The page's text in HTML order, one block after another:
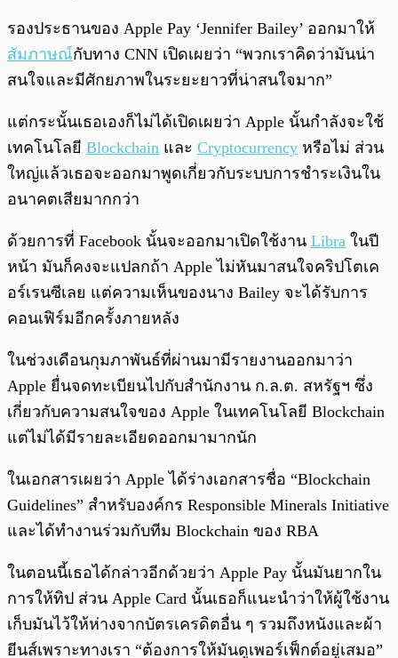
รองประธานของ Apple Pay ‘Jennifer Bailey’ ออกมาให้
สัมภาษณ์กับทาง CNN เปิดเผยว่า “พวกเราคิดว่ามันน่า
สนใจและมีศักยภาพในระยะยาวที่น่าสนใจมาก”
แต่กระนั้นเธอเองก็ไม่ได้เปิดเผยว่า Apple นั้นกำลังจะใช้
เทคโนโลยี Blockchain และ Cryptocurrency หรือไม่ ส่วน
ใหญ่แล้วเธอจะออกมาพูดเกี่ยวกับระบบการชำระเงินใน
อนาคตเสียมากกว่า
ด้วยการที่ Facebook นั้นจะออกมาเปิดใช้งาน Libra ในปี
หน้า มันก็คงจะแปลกถ้า Apple ไม่หันมาสนใจคริปโตเค
อร์เรนซีเลย แต่ความเห็นของนาง Bailey จะได้รับการ
คอนเฟิร์มอีกครั้งภายหลัง
ในช่วงเดือนกุมภาพันธ์ที่ผ่านมามีรายงานออกมาว่า
Apple ยื่นจดทะเบียนไปกับสำนักงาน ก.ล.ต. สหรัฐฯ ซึ่ง
เกี่ยวกับความสนใจของ Apple ในเทคโนโลยี Blockchain
แต่ไม่ได้มีรายละเอียดออกมามากนัก
ในเอกสารเผยว่า Apple ได้ร่างเอกสารชื่อ “Blockchain
Guidelines” สำหรับองค์กร Responsible Minerals Initiative
และได้ทำงานร่วมกับทีม Blockchain ของ RBA
ในตอนนี้เธอได้กล่าวอีกด้วยว่า Apple Pay นั้นมันยากใน
การให้ทิป ส่วน Apple Card นั้นเธอก็แนะนำว่าให้ผู้ใช้งาน
เก็บมันไว้ให้ห่างจากบัตรเครดิตอื่น ๆ รวมถึงหนังและผ้า
ยีนส์เพราะทางเรา “ต้องการให้มันดูเพอร์เฟ็กต์อยู่เสมอ”